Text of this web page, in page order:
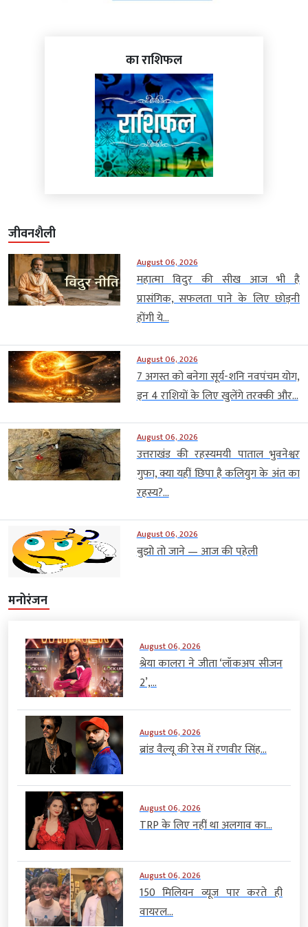
का राशिफल
जीवनशैली
August 06, 2026
महात्मा विदुर की सीख आज भी है
प्रासंगिक, सफलता पाने के लिए छोड़नी
होंगी ये...
August 06, 2026
7 अगस्त को बनेगा सूर्य-शनि नवपंचम योग,
इन 4 राशियों के लिए खुलेंगे तरक्की और...
August 06, 2026
उत्तराखंड की रहस्यमयी पाताल भुवनेश्वर
गुफा, क्या यहीं छिपा है कलियुग के अंत का
रहस्य?...
August 06, 2026
बुझो तो जाने — आज की पहेली
मनोरंजन
August 06, 2026
श्रेया कालरा ने जीता ‘लॉकअप सीजन
2’,...
August 06, 2026
ब्रांड वैल्यू की रेस में रणवीर सिंह...
August 06, 2026
TRP के लिए नहीं था अलगाव का...
August 06, 2026
150 मिलियन व्यूज पार करते ही
वायरल...